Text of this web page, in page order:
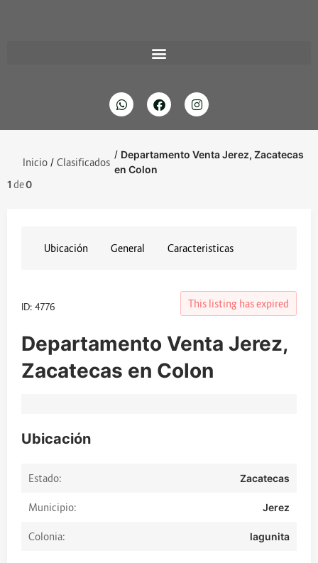
Inicio / Clasificados
/ Departamento Venta Jerez, Zacatecas
en Colon
1 de0
Ubicación General Caracteristicas
ID: 4776 This listing has expired
Departamento Venta Jerez,
Zacatecas en Colon
Ubicación
Estado: Zacatecas
Municipio: Jerez
Colonia: lagunita